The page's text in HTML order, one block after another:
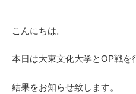
こんにちは。
本日は大東文化大学とOP戦を
結果をお知らせ致します。